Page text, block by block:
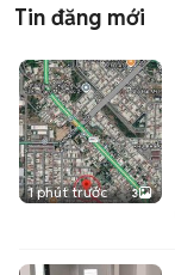
Tin đăng mới
1 phút trước 3